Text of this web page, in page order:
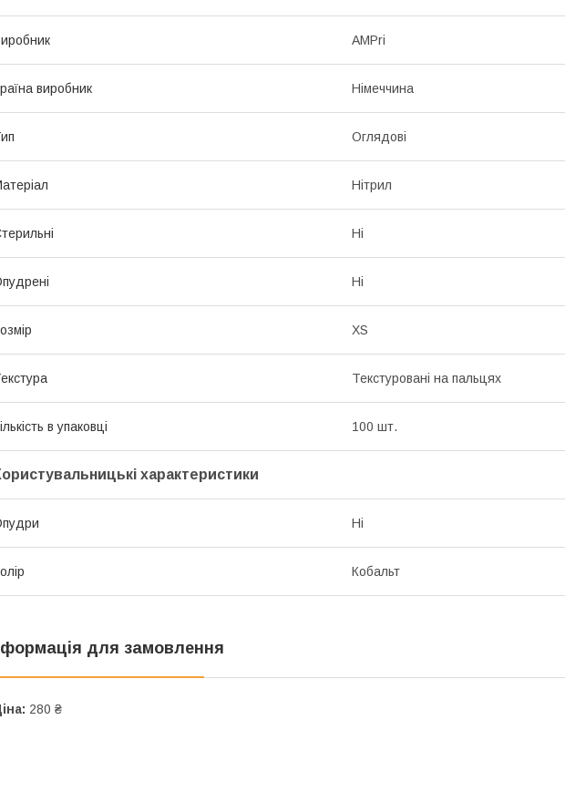
AMPri
виробник Німеччина
Оглядові
Нітрил
Ні
Ні
XS
Текстуровані на пальцях
в упаковці 100 шт.
характеристики
Ні
Кобальт
для замовлення
280 ₴